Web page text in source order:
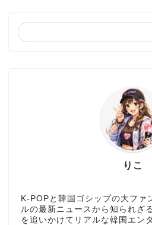
りこ
K-POPと韓国ゴシップの大ファ
ルの最新ニュースから知られざ
を追いかけてリアルな韓国エン